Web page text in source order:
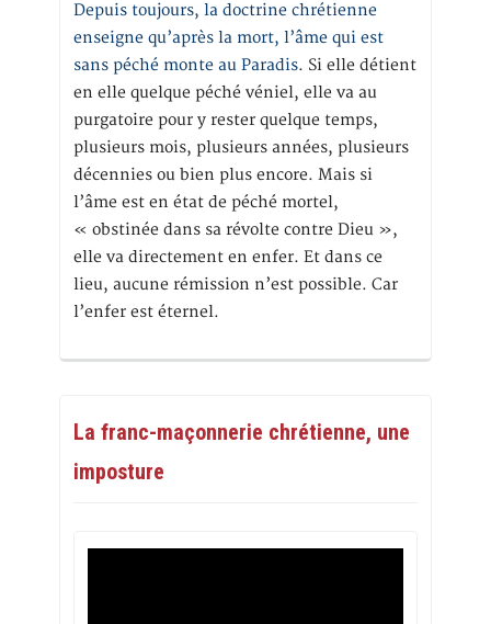
Depuis toujours, la doctrine chrétienne
enseigne qu’après la mort, l’âme qui est
sans péché monte au Paradis. Si elle détient
en elle quelque péché véniel, elle va au
purgatoire pour y rester quelque temps,
plusieurs mois, plusieurs années, plusieurs
décennies ou bien plus encore. Mais si
l’âme est en état de péché mortel,
« obstinée dans sa révolte contre Dieu »,
elle va directement en enfer. Et dans ce
lieu, aucune rémission n’est possible. Car
l’enfer est éternel.
La franc-maçonnerie chrétienne, une
imposture